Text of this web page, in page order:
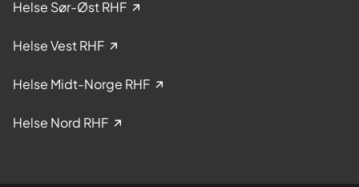
Helse Sør-Øst RHF
Helse Vest RHF
Helse Midt-Norge RHF
Helse Nord RHF